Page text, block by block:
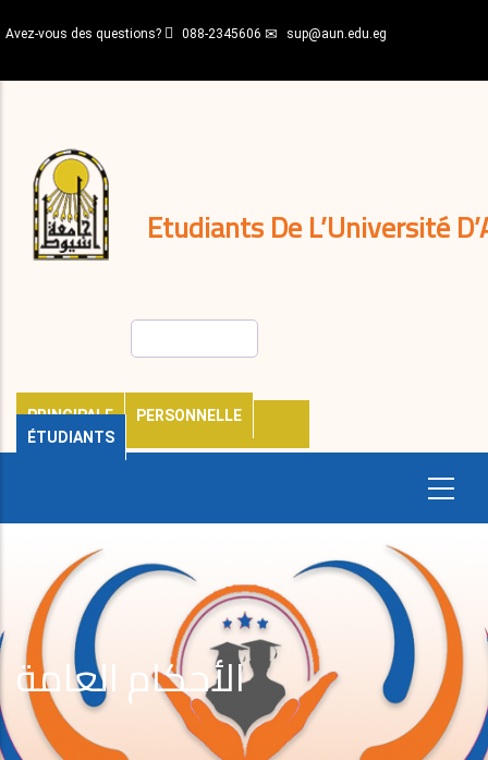
au
principal
Avez-vous des questions? 088-2345606 sup@aun.edu.eg
Etudiants De L’Université
PRINCIPALE
PERSONNELLE
ÉTUDIANTS
décisions
Expatriés
Journal
الأحكام العامة